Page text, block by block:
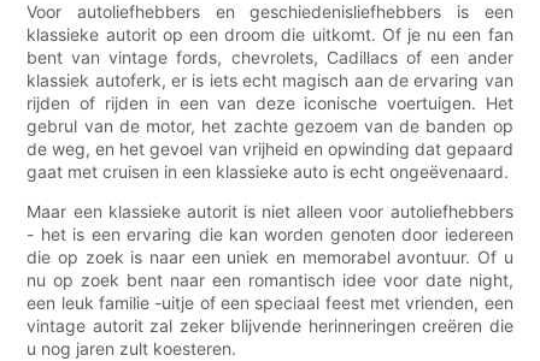
Voor autoliefhebbers en geschiedenisliefhebbers is een
klassieke autorit op een droom die uitkomt. Of je nu een fan
bent van vintage fords, chevrolets, Cadillacs of een ander
klassiek autoferk, er is iets echt magisch aan de ervaring van
rijden of rijden in een van deze iconische voertuigen. Het
gebrul van de motor, het zachte gezoem van de banden op
de weg, en het gevoel van vrijheid en opwinding dat gepaard
gaat met cruisen in een klassieke auto is echt ongeëvenaard.
Maar een klassieke autorit is niet alleen voor autoliefhebbers
- het is een ervaring die kan worden genoten door iedereen
die op zoek is naar een uniek en memorabel avontuur. Of u
nu op zoek bent naar een romantisch idee voor date night,
een leuk familie -uitje of een speciaal feest met vrienden, een
vintage autorit zal zeker blijvende herinneringen creëren die
u nog jaren zult koesteren.